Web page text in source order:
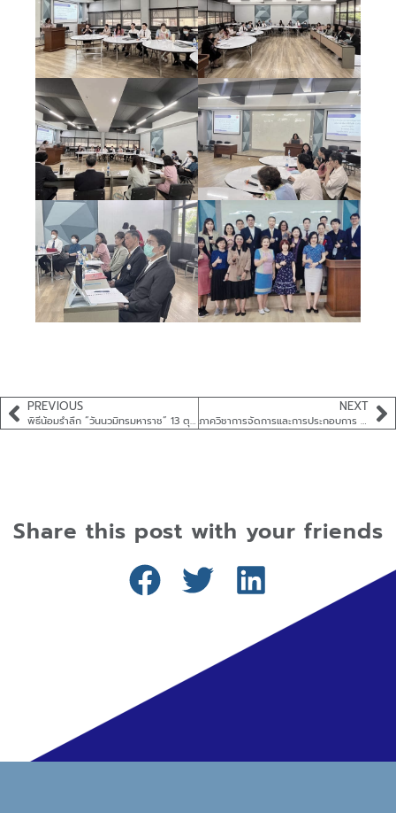
PREVIOUS
พิธีน้อมรำลึก “วันนวมิทรมหาราช” 13 ตุลาคม 2567
NEXT
ภาควิชาการจัดการและการประกอบการ จัดอบรมเชิงปฏิบัติการ เรื่อง HR Digitalization
Share this post with your friends